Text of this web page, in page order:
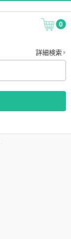
0
詳細検索